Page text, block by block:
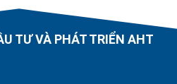
TƯ VÀ PHÁT TRIỂN AHT